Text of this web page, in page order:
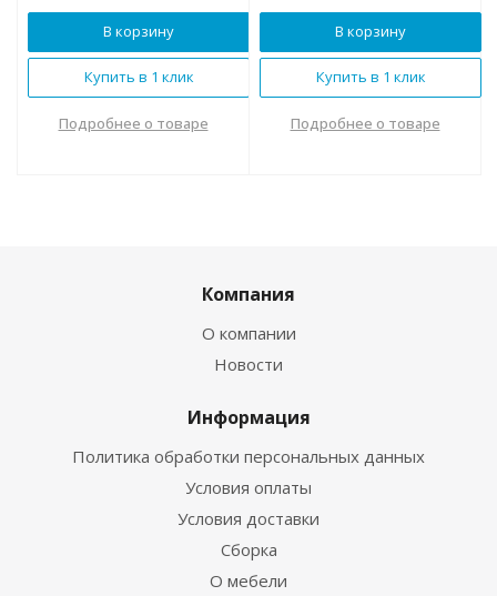
В корзину
Купить в 1 клик
Подробнее о товаре
В корзину
Купить в 1 клик
Подробнее о товаре
Компания
О компании
Новости
Информация
Политика обработки персональных данных
Условия оплаты
Условия доставки
Сборка
О мебели